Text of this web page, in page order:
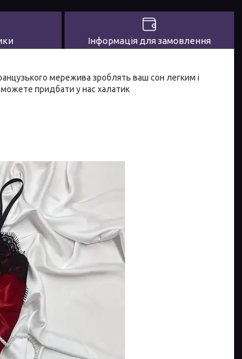
Інформація для замовлення
мережива зроблять ваш сон легким і
придбати у нас халатик